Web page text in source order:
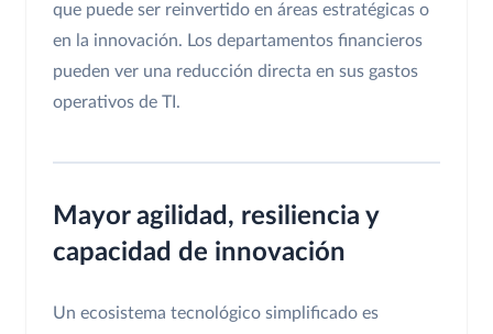
que puede ser reinvertido en áreas estratégicas o
en la innovación. Los departamentos financieros
pueden ver una reducción directa en sus gastos
operativos de TI.
Mayor agilidad, resiliencia y
capacidad de innovación
Un ecosistema tecnológico simplificado es